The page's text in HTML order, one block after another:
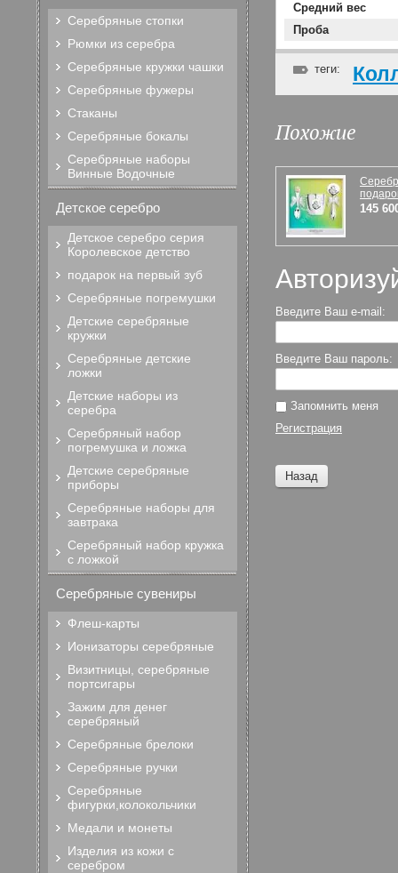
Средний вес
Проба
теги:
Похожие
145
Введите Ваш e-mail:
Введите Ваш пароль:
Запомнить меня
Регистрация
Назад
Серебряные стопки
Рюмки из серебра
Серебряные кружки чашки
Серебряные фужеры
Стаканы
Серебряные бокалы
Серебряные наборы
Винные Водочные
Детское серебро
Детское серебро серия
Королевское детство
подарок на первый зуб
Серебряные погремушки
Детские серебряные
кружки
Серебряные детские
ложки
Детские наборы из
серебра
Серебряный набор
погремушка и ложка
Детские серебряные
приборы
Серебряные наборы для
завтрака
Серебряный набор кружка
с ложкой
Серебряные сувениры
Флеш-карты
Ионизаторы серебряные
Визитницы, серебряные
портсигары
Зажим для денег
серебряный
Серебряные брелоки
Серебряные ручки
Серебряные
фигурки,колокольчики
Медали и монеты
Изделия из кожи с
серебром